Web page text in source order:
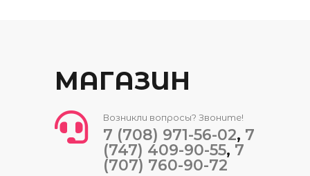
МАГАЗИН
Возникли вопросы? Звоните!
7 (708) 971-56-02, 7
(747) 409-90-55, 7
(707) 760-90-72